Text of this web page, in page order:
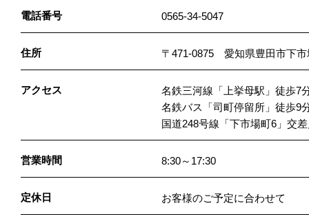
電話番号 0565-34-5047
住所 〒471-0875 愛知県豊田市下市
アクセス
名鉄三河線「上挙母駅」徒歩7
名鉄バス「司町停留所」徒歩9
国道248号線「下市場町6」交
営業時間 8:30～17:30
定休日 お客様のご予定に合わせて